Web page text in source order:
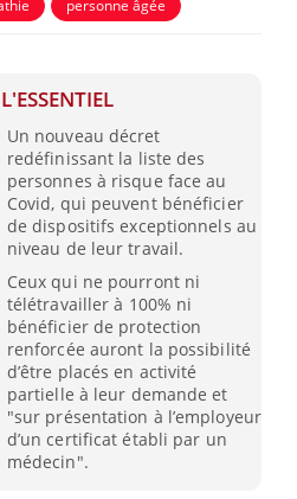
personne âgée
L'ESSENTIEL
Un nouveau décret
redéfinissant la liste des
personnes à risque face au
Covid, qui peuvent bénéficier
de dispositifs exceptionnels au
niveau de leur travail.
Ceux qui ne pourront ni
télétravailler à 100% ni
bénéficier de protection
renforcée auront la possibilité
d’être placés en activité
partielle à leur demande et
"sur présentation à l’employeur
d’un certificat établi par un
médecin".